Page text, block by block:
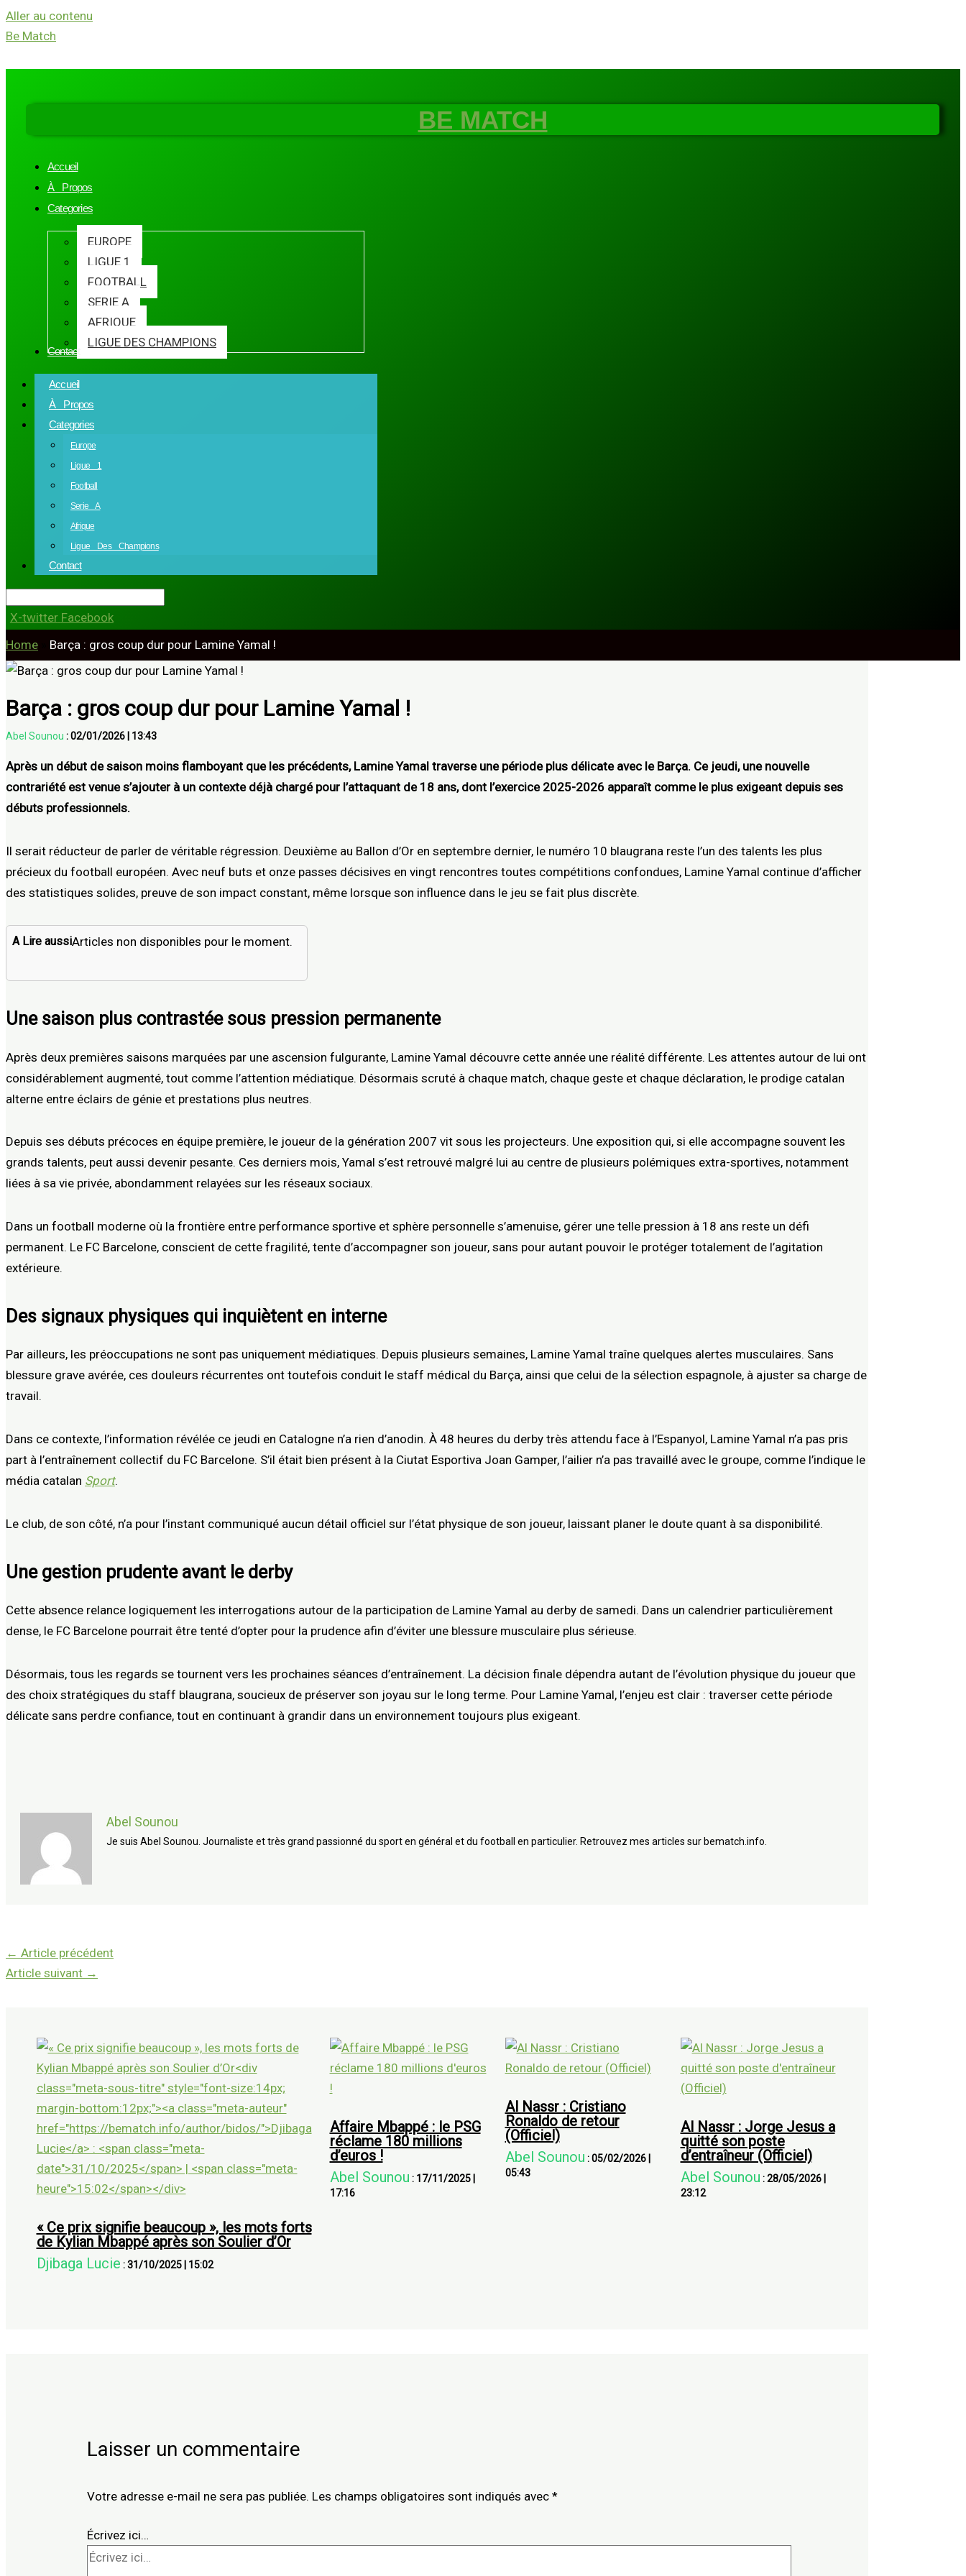
Aller au contenu
Be Match
BE MATCH
Accueil
À Propos
Categories
EUROPE
LIGUE 1
FOOTBALL
SERIE A
AFRIQUE
LIGUE DES CHAMPIONS
Contact
Accueil
À Propos
Categories
Europe
Ligue 1
Football
Serie A
Afrique
Ligue Des Champions
Contact
X-twitter Facebook
Home
Barça : gros coup dur pour Lamine Yamal !
Barça : gros coup dur pour Lamine Yamal !
Abel Sounou :02/01/2026 13:43
Après un début de saison moins flamboyant que les précédents, Lamine Yamal traverse une période plus délicate avec le Barça. Ce jeudi, une nouvelle
contrariété est venue s’ajouter à un contexte déjà chargé pour l’attaquant de 18 ans, dont l’exercice 2025-2026 apparaît comme le plus exigeant depuis ses
débuts professionnels.
Il serait réducteur de parler de véritable régression. Deuxième au Ballon d’Or en septembre dernier, le numéro 10 blaugrana reste l’un des talents les plus
précieux du football européen. Avec neuf buts et onze passes décisives en vingt rencontres toutes compétitions confondues, Lamine Yamal continue d’afficher
des statistiques solides, preuve de son impact constant, même lorsque son influence dans le jeu se fait plus discrète.
A Lire aussiArticles non disponibles pour le moment.
Une saison plus contrastée sous pression permanente
Après deux premières saisons marquées par une ascension fulgurante, Lamine Yamal découvre cette année une réalité différente. Les attentes autour de lui ont
considérablement augmenté, tout comme l’attention médiatique. Désormais scruté à chaque match, chaque geste et chaque déclaration, le prodige catalan
alterne entre éclairs de génie et prestations plus neutres.
Depuis ses débuts précoces en équipe première, le joueur de la génération 2007 vit sous les projecteurs. Une exposition qui, si elle accompagne souvent les
grands talents, peut aussi devenir pesante. Ces derniers mois, Yamal s’est retrouvé malgré lui au centre de plusieurs polémiques extra-sportives, notamment
liées à sa vie privée, abondamment relayées sur les réseaux sociaux.
Dans un football moderne où la frontière entre performance sportive et sphère personnelle s’amenuise, gérer une telle pression à 18 ans reste un défi
permanent. Le FC Barcelone, conscient de cette fragilité, tente d’accompagner son joueur, sans pour autant pouvoir le protéger totalement de l’agitation
extérieure.
Des signaux physiques qui inquiètent en interne
Par ailleurs, les préoccupations ne sont pas uniquement médiatiques. Depuis plusieurs semaines, Lamine Yamal traîne quelques alertes musculaires. Sans
blessure grave avérée, ces douleurs récurrentes ont toutefois conduit le staff médical du Barça, ainsi que celui de la sélection espagnole, à ajuster sa charge de
travail.
Dans ce contexte, l’information révélée ce jeudi en Catalogne n’a rien d’anodin. À 48 heures du derby très attendu face à l’Espanyol, Lamine Yamal n’a pas pris
part à l’entraînement collectif du FC Barcelone. S’il était bien présent à la Ciutat Esportiva Joan Gamper, l’ailier n’a pas travaillé avec le groupe, comme l’indique le
média catalan Sport.
Le club, de son côté, n’a pour l’instant communiqué aucun détail officiel sur l’état physique de son joueur, laissant planer le doute quant à sa disponibilité.
Une gestion prudente avant le derby
Cette absence relance logiquement les interrogations autour de la participation de Lamine Yamal au derby de samedi. Dans un calendrier particulièrement
dense, le FC Barcelone pourrait être tenté d’opter pour la prudence afin d’éviter une blessure musculaire plus sérieuse.
Désormais, tous les regards se tournent vers les prochaines séances d’entraînement. La décision finale dépendra autant de l’évolution physique du joueur que
des choix stratégiques du staff blaugrana, soucieux de préserver son joyau sur le long terme. Pour Lamine Yamal, l’enjeu est clair : traverser cette période
délicate sans perdre confiance, tout en continuant à grandir dans un environnement toujours plus exigeant.
Abel Sounou
Je suis Abel Sounou. Journaliste et très grand passionné du sport en général et du football en particulier. Retrouvez mes articles sur bematch.info.
← Article précédent
Article suivant →
« Ce prix signifie beaucoup », les mots forts
de Kylian Mbappé après son Soulier d’Or
Djibaga Lucie :31/10/2025| 15:02
Affaire Mbappé : le PSG
réclame 180 millions
d’euros !
Abel Sounou : 17/11/2025|
17:16
Al Nassr : Cristiano
Ronaldo de retour
(Officiel)
Abel Sounou :05/02/2026|
05:43
Al Nassr : Jorge Jesus a
quitté son poste
d’entraîneur (Officiel)
Abel Sounou :28/05/2026|
23:12
Laisser un commentaire
Votre adresse e-mail ne sera pas publiée. Les champs obligatoires sont indiqués avec*
Écrivez ici…